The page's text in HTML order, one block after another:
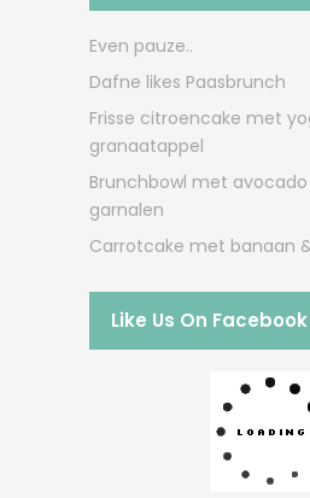
Even pauze..
Dafne likes Paasbrunch
Frisse citroencake met
granaatappel
Brunchbowl met avocado
garnalen
Carrotcake met banaan
Like Us On Facebook